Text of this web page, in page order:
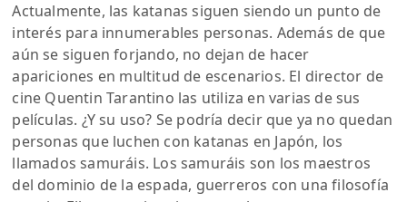
Actualmente, las katanas siguen siendo un punto de
interés para innumerables personas. Además de que
aún se siguen forjando, no dejan de hacer
apariciones en multitud de escenarios. El director de
cine Quentin Tarantino las utiliza en varias de sus
películas. ¿Y su uso? Se podría decir que ya no quedan
personas que luchen con katanas en Japón, los
llamados samuráis. Los samuráis son los maestros
del dominio de la espada, guerreros con una filosofía